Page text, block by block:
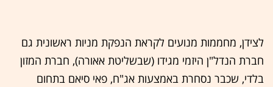
לצידן, מחממות מנועים לקראת הנפקת מניות ראשונית גם
חברת הנדל"ן היזמי מגידו (שבשליטת אאורה), חברת המזון
בלדי, שכבר נסחרת באמצעות אג"ח, פאי סיאם בתחום